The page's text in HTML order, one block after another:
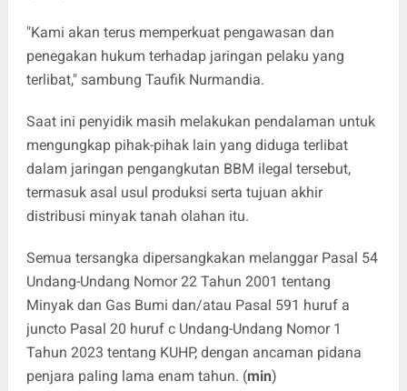
"Kami akan terus memperkuat pengawasan dan
penegakan hukum terhadap jaringan pelaku yang
terlibat," sambung Taufik Nurmandia.
Saat ini penyidik masih melakukan pendalaman untuk
mengungkap pihak-pihak lain yang diduga terlibat
dalam jaringan pengangkutan BBM ilegal tersebut,
termasuk asal usul produksi serta tujuan akhir
distribusi minyak tanah olahan itu.
Semua tersangka dipersangkakan melanggar Pasal 54
Undang-Undang Nomor 22 Tahun 2001 tentang
Minyak dan Gas Bumi dan/atau Pasal 591 huruf a
juncto Pasal 20 huruf c Undang-Undang Nomor 1
Tahun 2023 tentang KUHP, dengan ancaman pidana
penjara paling lama enam tahun. (min)